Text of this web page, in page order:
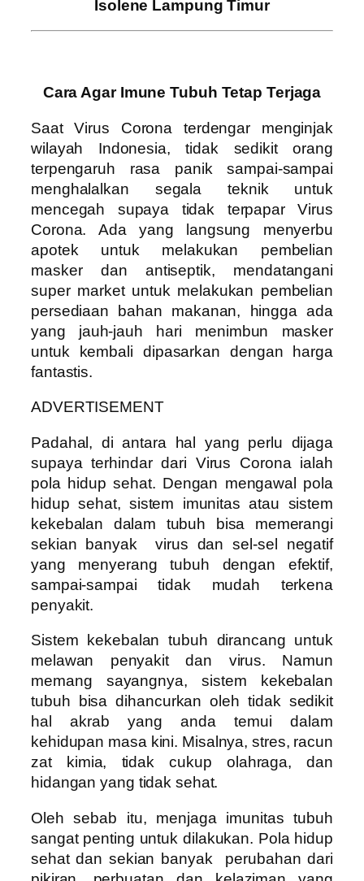
Isolene Lampung Timur
Cara Agar Imune Tubuh Tetap Terjaga
Saat Virus Corona terdengar menginjak
wilayah Indonesia, tidak sedikit orang
terpengaruh rasa panik sampai-sampai
menghalalkan segala teknik untuk
mencegah supaya tidak terpapar Virus
Corona. Ada yang langsung menyerbu
apotek untuk melakukan pembelian
masker dan antiseptik, mendatangani
super market untuk melakukan pembelian
persediaan bahan makanan, hingga ada
yang jauh-jauh hari menimbun masker
untuk kembali dipasarkan dengan harga
fantastis.
ADVERTISEMENT
Padahal, di antara hal yang perlu dijaga
supaya terhindar dari Virus Corona ialah
pola hidup sehat. Dengan mengawal pola
hidup sehat, sistem imunitas atau sistem
kekebalan dalam tubuh bisa memerangi
sekian banyak virus dan sel-sel negatif
yang menyerang tubuh dengan efektif,
sampai-sampai tidak mudah terkena
penyakit.
Sistem kekebalan tubuh dirancang untuk
melawan penyakit dan virus. Namun
memang sayangnya, sistem kekebalan
tubuh bisa dihancurkan oleh tidak sedikit
hal akrab yang anda temui dalam
kehidupan masa kini. Misalnya, stres, racun
zat kimia, tidak cukup olahraga, dan
hidangan yang tidak sehat.
Oleh sebab itu, menjaga imunitas tubuh
sangat penting untuk dilakukan. Pola hidup
sehat dan sekian banyak perubahan dari